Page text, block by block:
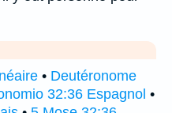
• Deutéronome
32:36 Espagnol •